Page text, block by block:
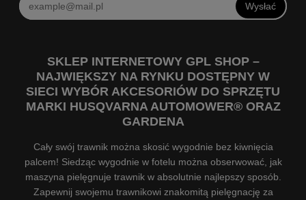
Wysłać
SKLEP INTERNETOWY GPL SHOP –
NAJWIĘKSZY NA RYNKU DOSTĘPNY W
SIECI WYBÓR AKCESORIÓW DO SPRZĘTU
MARKI HUSQVARNA AUTOMOWER® ORAZ
GARDENA
Cały swój trawnik można skosić wygodnie bez kiwnięcia
palcem! Siedząc wygodnie w fotelu można obserwować, jak
maszyna pielęgnuje trawnik w absolutnie najlepszy sposób.
Zapewnij swojemu trawnikowi znakomitą pielęgnację za